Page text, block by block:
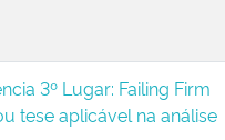
3º Lugar: Failing Firm
tese aplicável na análise